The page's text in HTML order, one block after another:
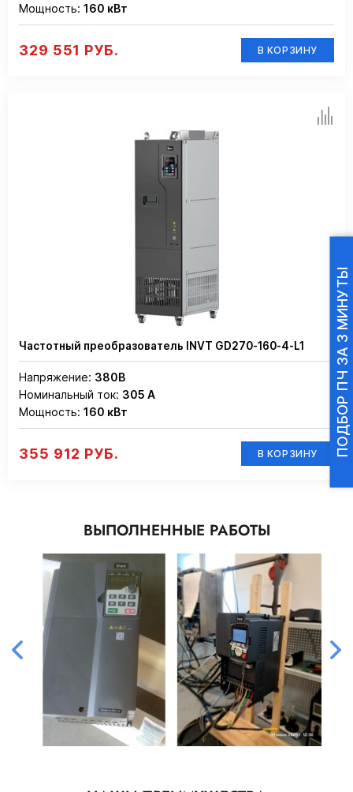
Мощность: 160 кВт
329 551 РУБ. В КОРЗИНУ
Частотный преобразователь INVT GD270-160-4-L1
Напряжение: 380В
Номинальный ток: 305 А
Мощность: 160 кВт
355 912 РУБ. В КОРЗИНУ
ВЫПОЛНЕННЫЕ РАБОТЫ
ПОДБОР ПЧ ЗА 3 МИНУТЫ